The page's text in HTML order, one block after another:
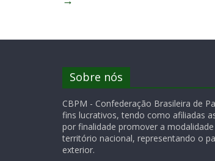
Sobre nós
CBPM - Confederação Brasileira de
fins lucrativos, tendo como afiliadas
por finalidade promover a
território nacional, representando o
exterior.